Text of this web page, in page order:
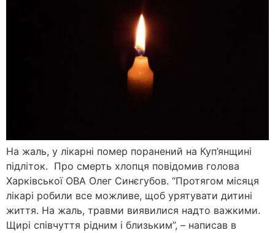
На жаль, у лікарні помер поранений на Куп’янщині
підліток. Про смерть хлопця повідомив голова
Харківської ОВА Олег Синєгубов. “Протягом місяця
лікарі робили все можливе, щоб урятувати дитині
життя. На жаль, травми виявилися надто важкими.
Щирі співчуття рідним і близьким”, – написав в